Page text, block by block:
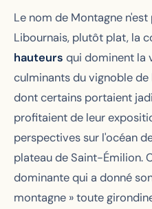
Le nom de Montagne
Libournais, plutôt plat, la
hauteurs qui dominent la
culminants du vignoble
dont certains portaient
profitaient de leur
perspectives sur l'océan
plateau de Saint-Émilion.
dominante qui a donné
montagne » toute